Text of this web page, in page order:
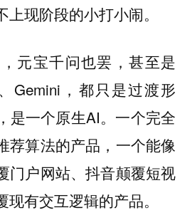
现阶段的小打小闹。
元宝千问也罢，甚至是
Gemini，都只是过渡形
是一个原生AI。一个完全
荐算法的产品，一个能像
门户网站、抖音颠覆短视
有交互逻辑的产品。